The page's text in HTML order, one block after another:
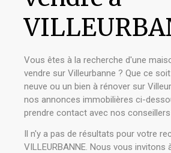
Vous êtes à la recherche d'une
vendre sur Villeurbanne ? Que ce
neuve ou un bien à rénover sur
nos annonces immobilières ci-
prendre contact avec nos
Il n'y a pas de résultats pour votre
VILLEURBANNE. Nous vous invitons